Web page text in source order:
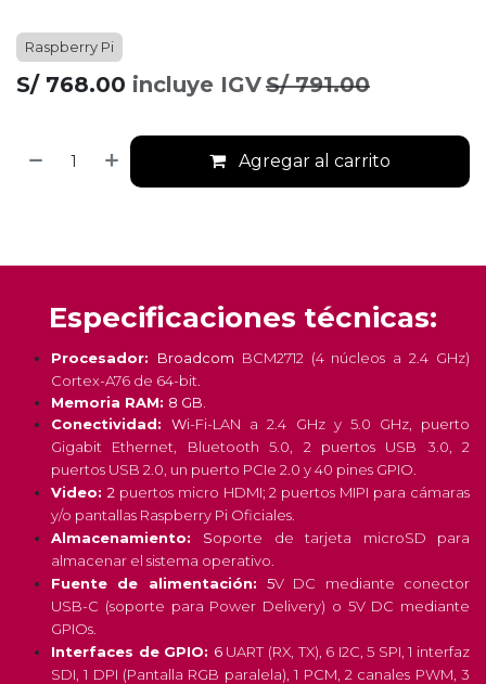
Raspberry Pi
S/ 768.00 incluye IGVS/791.00
Agregar al carrito
Especificaciones técnicas:
Procesador: Broadcom BCM2712 (4 núcleos a 2.4 GHz)
Cortex-A76 de 64-bit.
Memoria RAM: 8 GB.
Conectividad:Wi-Fi-LAN a 2.4 GHz y 5.0 GHz, puerto
Gigabit Ethernet, Bluetooth 5.0, 2 puertos USB 3.0, 2
puertos USB 2.0, un puerto PCIe 2.0 y 40 pines GPIO.
Video: 2 puertos micro HDMI; 2 puertos MIPI para cámaras
y/o pantallas Raspberry Pi Oficiales.
Almacenamiento: Soporte de tarjeta microSD para
almacenar el sistema operativo.
Fuente de alimentación: 5V DC mediante
conector
USB-C (soporte para Power Delivery) o 5V DC mediante
GPIOs.
Interfaces de GPIO: 6 UART (RX, TX), 6 I2C, 5 SPI, 1 interfaz
SDI, 1 DPI (Pantalla RGB paralela), 1 PCM, 2 canales PWM, 3